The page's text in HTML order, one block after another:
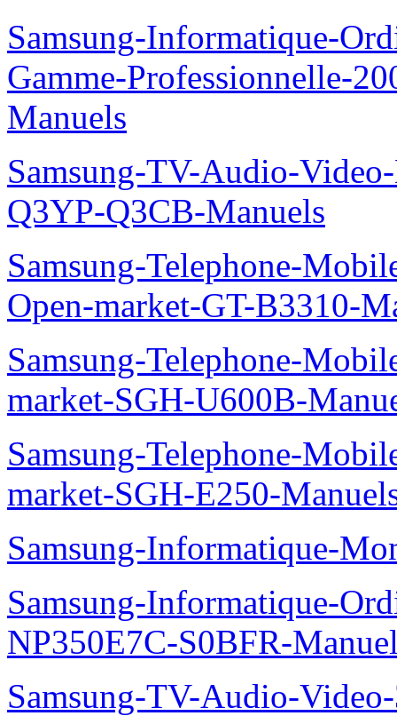
Samsung-Informatique-
Gamme-Professionnelle-
Manuels
Samsung-TV-Audio-
Q3YP-Q3CB-Manuels
Samsung-Telephone-
Open-market-GT-B3310-
Samsung-Telephone-
market-SGH-U600B-
Samsung-Telephone-
market-SGH-E250-
Samsung-Informatique-
Samsung-Informatique-
NP350E7C-S0BFR-
Samsung-TV-Audio-